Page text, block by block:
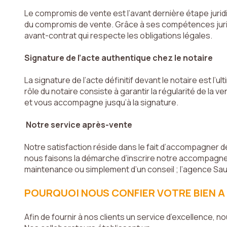
Le compromis de vente est l’avant dernière étape
du compromis de vente. Grâce à ses compétences
avant-contrat qui respecte les obligations légales.
Signature de l’acte authentique chez le notaire
La signature de l’acte définitif devant le notaire est
rôle du notaire consiste à garantir la régularité de la
et vous accompagne jusqu’à la signature.
Notre service après-vente
Notre satisfaction réside dans le fait d’accompagner
nous faisons la démarche d’inscrire notre
maintenance ou simplement d’un conseil ; l’agence
POURQUOI NOUS CONFIER VOTRE BIEN
Afin de fournir à nos clients un service d’excellence,
**
Les
par La Boite
Données
destinées à
disposez des
portabilité de
une
démarchage
https://
d'utilisation